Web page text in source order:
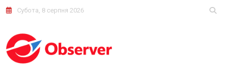
Субота, 8 серпня 2026